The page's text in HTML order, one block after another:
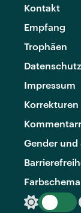
Kontakt
Empfang
Trophäen
Impressum
Korrekturen
Gender und
Farbschema